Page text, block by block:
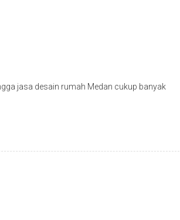
jasa desain rumah Medan cukup banyak